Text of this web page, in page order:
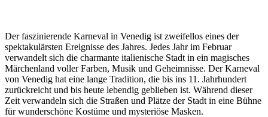
Der faszinierende Karneval in Venedig ist zweifellos eines der
spektakulärsten Ereignisse des Jahres. Jedes Jahr im Februar
verwandelt sich die charmante italienische Stadt in ein magisches
Märchenland voller Farben, Musik und Geheimnisse. Der Karneval
von Venedig hat eine lange Tradition, die bis ins 11. Jahrhundert
zurückreicht und bis heute lebendig geblieben ist. Während dieser
Zeit verwandeln sich die Straßen und Plätze der Stadt in eine Bühne
für wunderschöne Kostüme und mysteriöse Masken.